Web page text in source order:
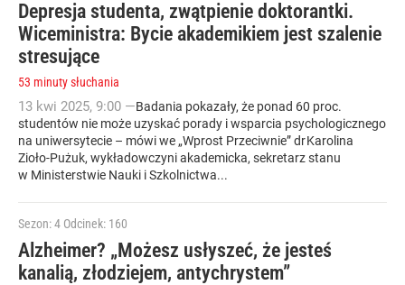
Depresja studenta, zwątpienie doktorantki.
Wiceministra: Bycie akademikiem jest szalenie
stresujące
53 minuty słuchania
13 kwi 2025, 9:00 —Badania pokazały, że ponad 60 proc.
studentów nie może uzyskać porady i wsparcia psychologicznego
na uniwersytecie – mówi we „Wprost Przeciwnie” dr Karolina
Zioło-Pużuk, wykładowczyni akademicka, sekretarz stanu
w Ministerstwie Nauki i Szkolnictwa...
Sezon: 4 Odcinek: 160
Alzheimer? „Możesz usłyszeć, że jesteś
kanalią, złodziejem, antychrystem”